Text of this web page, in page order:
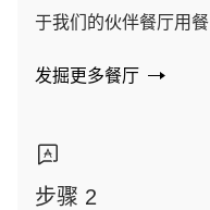
于我们的伙伴餐厅用餐
发掘更多餐厅
步骤 2